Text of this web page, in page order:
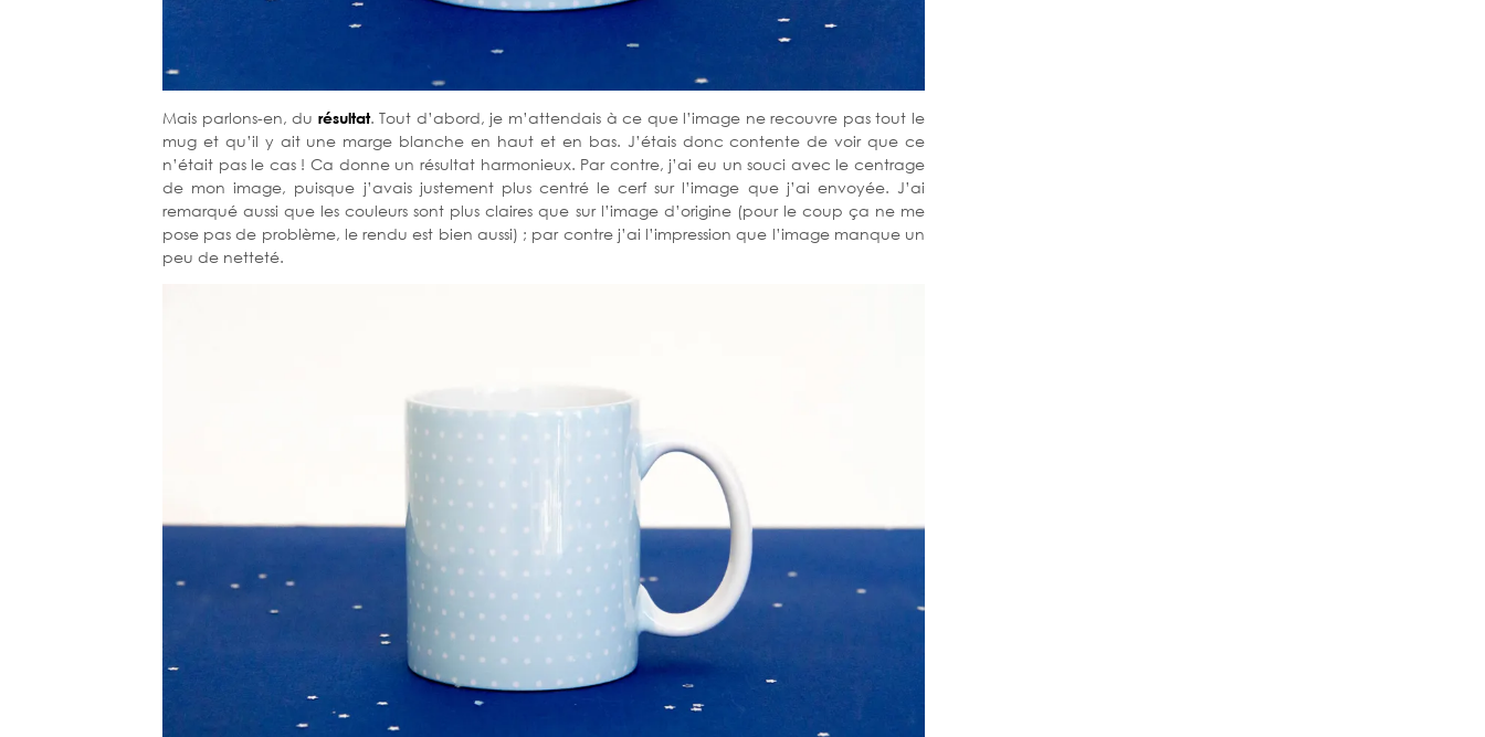
Mais parlons-en, du résultat. Tout d’abord, je m’attendais à ce que l’image ne recouvre pas tout le
mug et qu’il y ait une marge blanche en haut et en bas. J’étais donc contente de voir que ce
n’était pas le cas ! Ca donne un résultat harmonieux. Par contre, j’ai eu un souci avec le centrage
de mon image, puisque j’avais justement plus centré le cerf sur l’image que j’ai envoyée. J’ai
remarqué aussi que les couleurs sont plus claires que sur l’image d’origine (pour le coup ça ne me
pose pas de problème, le rendu est bien aussi) ; par contre j’ai l’impression que l’image manque un
peu de netteté.